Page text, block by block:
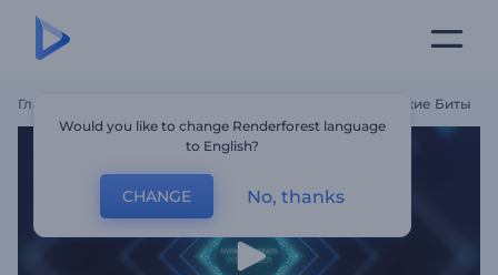
Главная Визуализатор Музыки: Гипнотические Биты
Would you like to change Renderforest language
to English?
CHANGE No, thanks